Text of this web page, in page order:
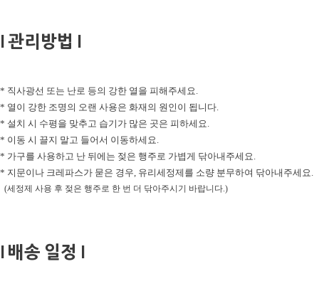
l 관리방법 l
* 직사광선 또는 난로 등의 강한 열을 피해주세요.
* 열이 강한 조명의 오랜 사용은 화재의 원인이 됩니다.
* 설치 시 수평을 맞추고 습기가 많은 곳은 피하세요.
* 이동 시 끌지 말고 들어서 이동하세요.
* 가구를 사용하고 난 뒤에는 젖은 행주로 가볍게 닦아내주세요.
* 지문이나 크레파스가 묻은 경우, 유리세정제를 소량 분무하여 닦아내주세요.
(세정제 사용 후 젖은 행주로 한 번 더 닦아주시기 바랍니다.)
l 배송 일정 l